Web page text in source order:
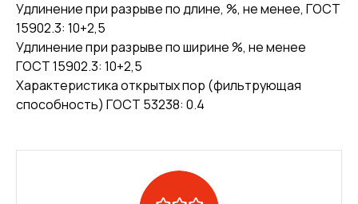
Удлинение при разрыве по длине, %, не менее, ГОСТ
15902.3: 10+2,5
Удлинение при разрыве по ширине %, не менее
ГОСТ 15902.3: 10+2,5
Характеристика открытых пор (фильтрующая
способность) ГОСТ 53238: 0.4